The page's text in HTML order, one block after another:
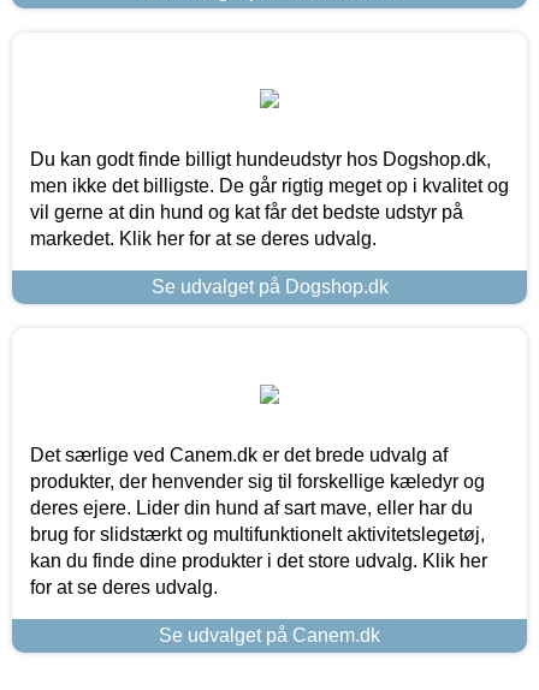
Du kan godt finde billigt hundeudstyr hos Dogshop.dk,
men ikke det billigste. De går rigtig meget op i kvalitet og
vil gerne at din hund og kat får det bedste udstyr på
markedet. Klik her for at se deres udvalg.
Se udvalget på Dogshop.dk
Det særlige ved Canem.dk er det brede udvalg af
produkter, der henvender sig til forskellige kæledyr og
deres ejere. Lider din hund af sart mave, eller har du
brug for slidstærkt og multifunktionelt aktivitetslegetøj,
kan du finde dine produkter i det store udvalg. Klik her
for at se deres udvalg.
Se udvalget på Canem.dk